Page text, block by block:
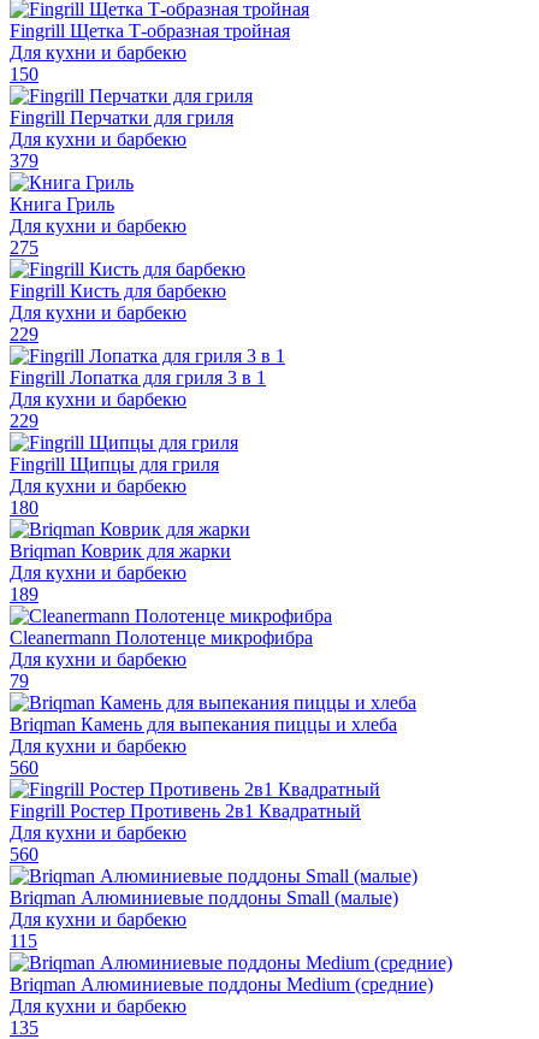
Fingrill Щетка Т-образная тройная
Для кухни и барбекю
150
Fingrill Перчатки для гриля
Для кухни и барбекю
379
Книга Гриль
Для кухни и барбекю
275
Fingrill Кисть для барбекю
Для кухни и барбекю
229
Fingrill Лопатка для гриля 3 в 1
Для кухни и барбекю
229
Fingrill Щипцы для гриля
Для кухни и барбекю
180
Briqman Коврик для жарки
Для кухни и барбекю
189
Cleanermann Полотенце микрофибра
Для кухни и барбекю
79
Briqman Камень для выпекания пиццы и хлеба
Для кухни и барбекю
560
Fingrill Ростер Противень 2в1 Квадратный
Для кухни и барбекю
560
Briqman Алюминиевые поддоны Small (малые)
Для кухни и барбекю
115
Briqman Алюминиевые поддоны Medium (средние)
Для кухни и барбекю
135